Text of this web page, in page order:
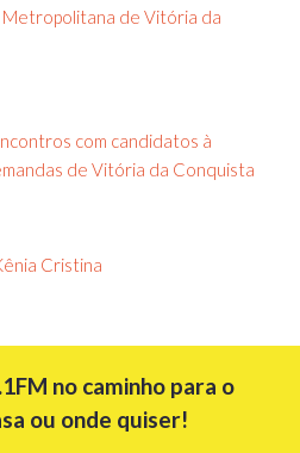
de Vitória da
com candidatos à
de Vitória da Conquista
Cristina
no caminho para o
ou onde quiser!